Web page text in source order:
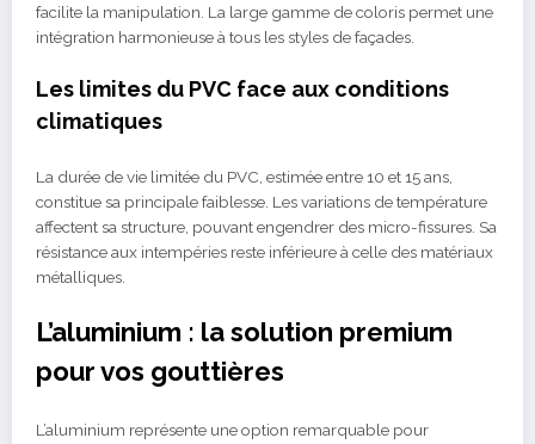
facilite la manipulation. La large gamme de coloris permet une
intégration harmonieuse à tous les styles de façades.
Les limites du PVC face aux conditions
climatiques
La durée de vie limitée du PVC, estimée entre 10 et 15 ans,
constitue sa principale faiblesse. Les variations de température
affectent sa structure, pouvant engendrer des micro-fissures. Sa
résistance aux intempéries reste inférieure à celle des matériaux
métalliques.
L’aluminium : la solution premium
pour vos gouttières
L’aluminium représente une option remarquable pour